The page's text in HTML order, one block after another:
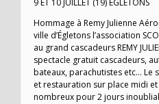
9 ET 10 JUILLET (19) EGLETONS
Hommage à Remy Julienne
ville d’Égletons l’association
au grand cascadeurs REMY
spectacle gratuit cascadeurs,
bateaux, parachutistes etc… Le
et restauration sur place midi
nombreux pour 2 jours